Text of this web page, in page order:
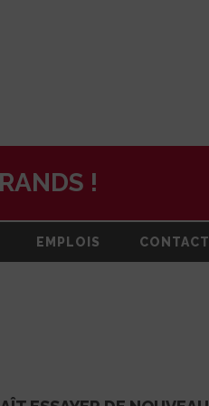
!
EMPLOIS CONTACT